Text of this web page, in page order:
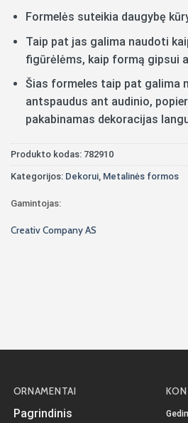
Formelės suteikia daugybę
Taip pat jas galima naudoti
figūrėlėms, kaip formą gipsui
Šias formeles taip pat galima
antspaudus ant audinio,
pakabinamas dekoracijas
Produkto kodas: 782910
Kategorijos: Dekorui, Metalinės formos
Gamintojas:
Creativ Company AS
ORNAMENTAI
Pagrindinis